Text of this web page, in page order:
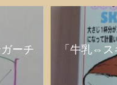
ーチ
「牛乳⇔